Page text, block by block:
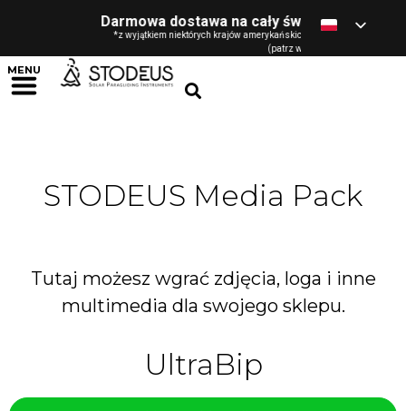
Darmowa dostawa na cały świat - od 120 € /
*z wyjątkiem niektórych krajów amerykańskich, oferta zarezerwowana
(patrz warunki)
MENU
STODEUS Media Pack
Tutaj możesz wgrać zdjęcia, loga i inne
multimedia dla swojego sklepu.
UltraBip